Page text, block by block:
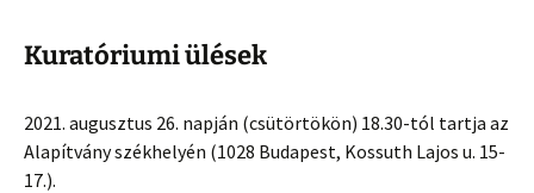
Kuratóriumi ülések
2021. augusztus 26. napján (csütörtökön) 18.30-tól tartja az
Alapítvány székhelyén (1028 Budapest, Kossuth Lajos u. 15-
17.).